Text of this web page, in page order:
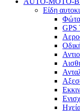
Είδη
GPS